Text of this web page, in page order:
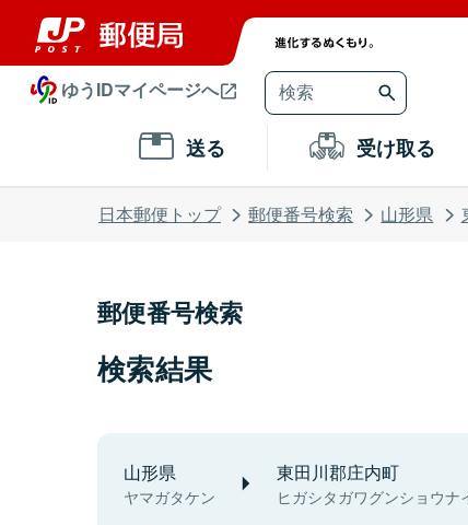
ゆうIDマイページへ
送る 受け取る
日本郵便トップ 郵便番号検索 山形県
郵便番号検索
検索結果
山形県
ヤマガタケン
東田川郡庄内町
ヒガシタガワグンショウナ